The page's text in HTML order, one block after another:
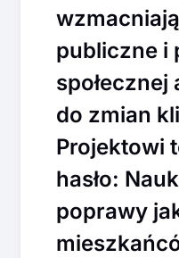
publiczne i
społecznej
do zmian
Projektowi
hasło:
poprawy